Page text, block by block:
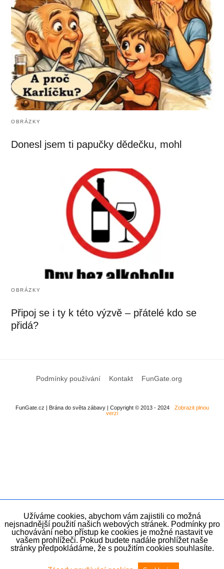
OBRÁZKY
Donesl jsem ti papučky dědečku, mohl
OBRÁZKY
Připoj se i ty k této výzvě – přátelé kdo se
přidá?
Podmínky používání Kontakt FunGate.org
FunGate.cz | Brána do světa zábavy | Copyright © 2013 - 2024
Zobrazit plnou
verzi
Užíváme cookies, abychom vám zajistili co možná
nejsnadnější použití našich webových stránek. Podmínky pro
uchovávání nebo přístup ke cookies je možné nastavit ve
vašem prohlížeči. Pokud budete nadále prohlížet naše
stránky předpokládáme, že s použitím cookies souhlasíte.